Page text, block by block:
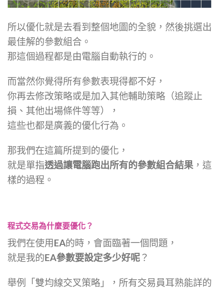
所以優化就是去看到整個地圖的全貌，然後挑選出
最佳解的參數組合。
那這個過程都是由電腦自動執行的。
而當然你覺得所有參數表現得都不好，
你再去修改策略或是加入其他輔助策略（追蹤止
損、其他出場條件等等），
這些也都是廣義的優化行為。
那我們在這篇所提到的優化，
就是單指透過讓電腦跑出所有的參數組合結果 ，這
樣的過程。
程式交易為什麼要優化？
我們在使用EA的時，會面臨著一個問題，
就是我的EA參數要設定多少好呢？
舉例「雙均線交叉策略」，所有交易員耳熟能詳的